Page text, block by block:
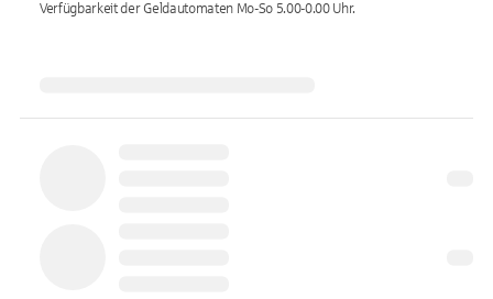
Verfügbarkeit der Geldautomaten Mo-So 5.00-0.00Uhr.